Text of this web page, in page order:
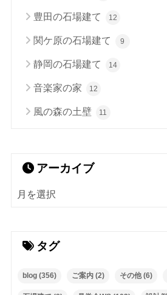
豊田の石場建て 12
関ケ原の石場建て 9
静岡の石場建て 14
音楽家の家 12
風の森の土壁 11
アーカイブ
タグ
blog(356) ご案内(2) その他(6)